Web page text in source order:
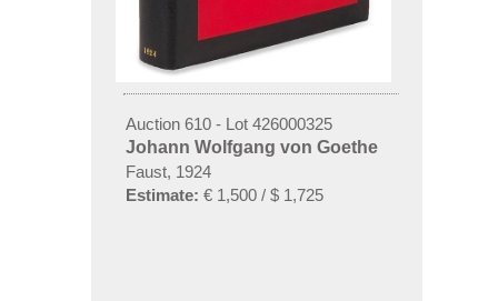
Auction 610 - Lot 426000325
Johann Wolfgang von Goethe
Faust, 1924
Estimate: € 1,500 / $ 1,725